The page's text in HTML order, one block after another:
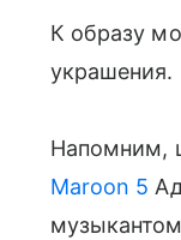
К образу
украшения.
Напомним,
Maroon 5